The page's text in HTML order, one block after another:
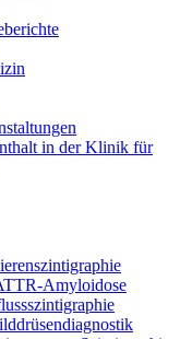
in der Klinik für
Amyloidose